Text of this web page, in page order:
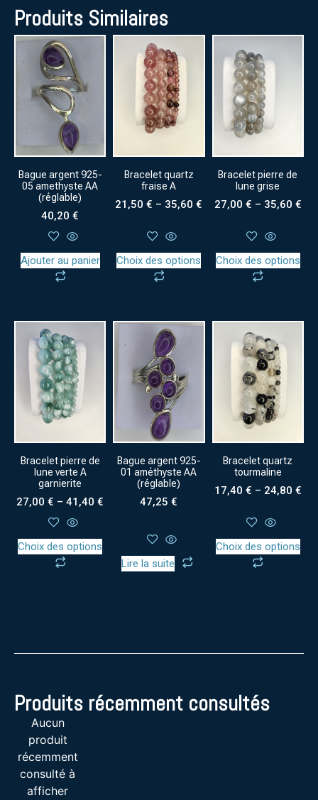
Produits Similaires
Bague argent 925-
05 amethyste AA
(réglable)
40,20€
Ajouter au panier
Bracelet quartz
fraise A
21,50€ – 35,60€
Choix des options
Bracelet pierre de
lune grise
27,00 € – 35,60 €
Choix des options
Bracelet pierre de
lune verte A
garnierite
27,00€ –41,40€
Choix des options
Bague argent 925-
01 améthyste AA
(réglable)
47,25€
Lire la suite
Bracelet quartz
tourmaline
17,40 € – 24,80 €
Choix des options
Produits récemment consultés
Aucun
produit
récemment
consulté à
afficher